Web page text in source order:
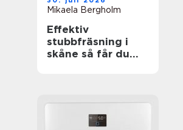
Mikaela Bergholm
Effektiv
stubbfräsning i
skåne så får du